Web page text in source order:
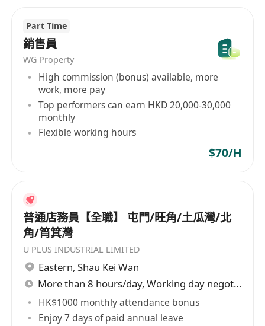
Part Time
銷售員
WG Property
High commission (bonus) available, more
work, more pay
Top performers can earn HKD 20,000-30,000
monthly
Flexible working hours
$70/H
普通店務員【全職】 屯門/旺角/土瓜灣/北
角/筲箕灣
U PLUS INDUSTRIAL LIMITED
Eastern, Shau Kei Wan
More than 8 hours/day, Working day negotiable
HK$1000 monthly attendance bonus
Enjoy 7 days of paid annual leave